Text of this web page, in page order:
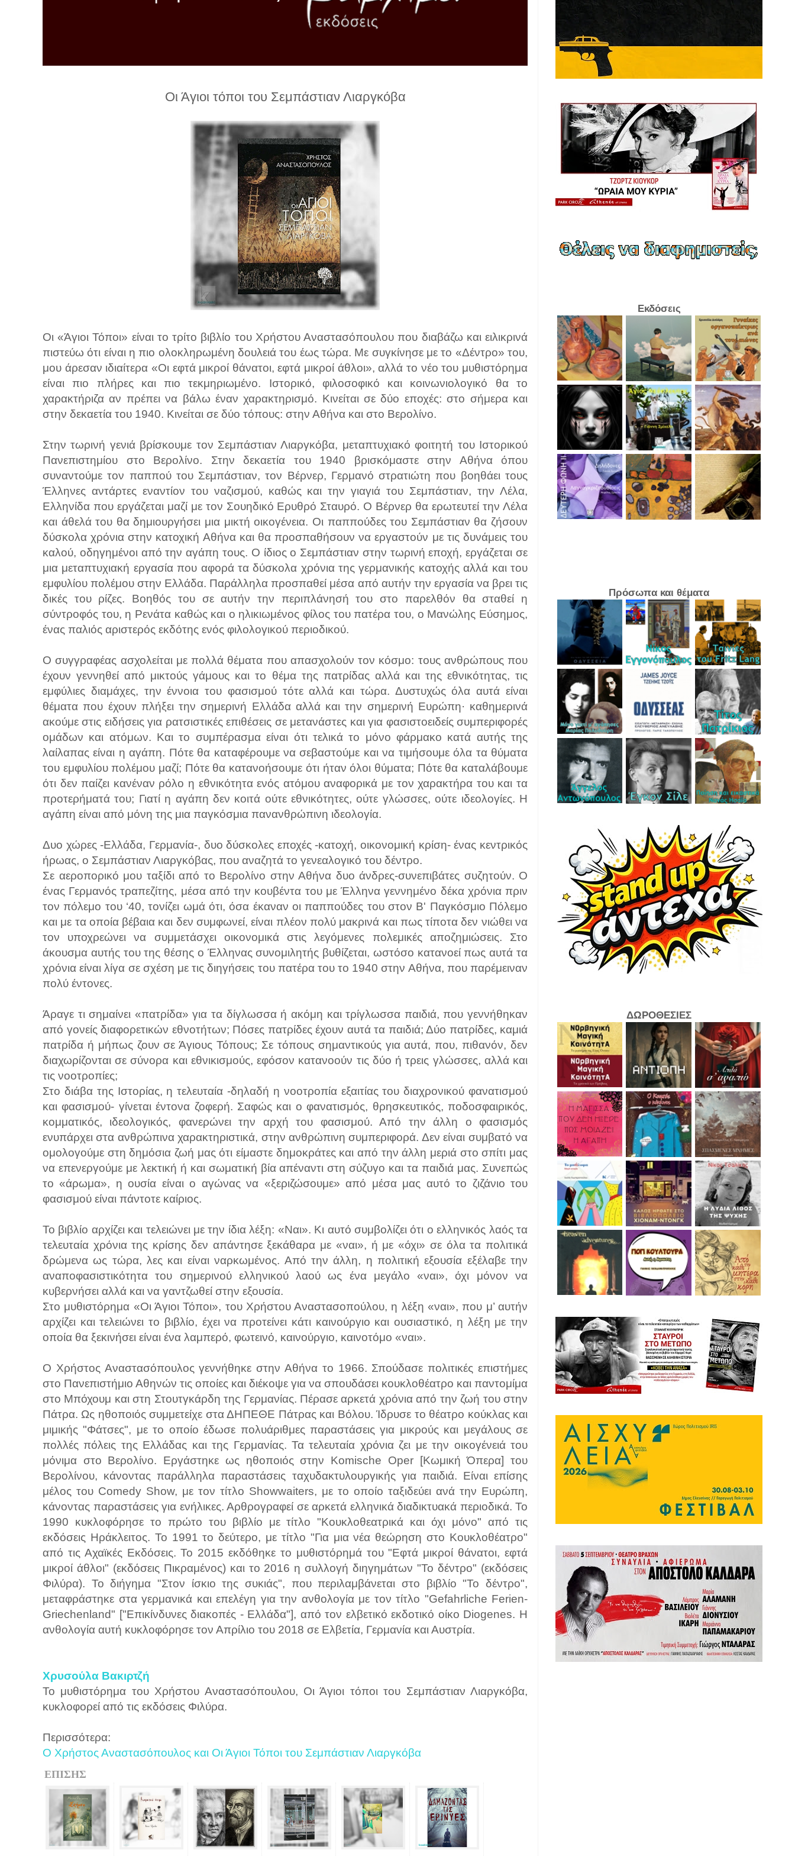
Οι Άγιοι τόποι του Σεμπάστιαν Λιαργκόβα
Οι «Άγιοι Τόποι» είναι το τρίτο βιβλίο του Χρήστου Αναστασόπουλου που διαβάζω και ειλικρινά
πιστεύω ότι είναι η πιο ολοκληρωμένη δουλειά του έως τώρα. Με συγκίνησε με το «Δέντρο» του,
μου άρεσαν ιδιαίτερα «Οι εφτά μικροί θάνατοι, εφτά μικροί άθλοι», αλλά το νέο του μυθιστόρημα
είναι πιο πλήρες και πιο τεκμηριωμένο. Ιστορικό, φιλοσοφικό και κοινωνιολογικό θα το
χαρακτήριζα αν πρέπει να βάλω έναν χαρακτηρισμό. Κινείται σε δύο εποχές: στο σήμερα και
στην δεκαετία του 1940. Κινείται σε δύο τόπους: στην Αθήνα και στο Βερολίνο.
Στην τωρινή γενιά βρίσκουμε τον Σεμπάστιαν Λιαργκόβα, μεταπτυχιακό φοιτητή του Ιστορικού
Πανεπιστημίου στο Βερολίνο. Στην δεκαετία του 1940 βρισκόμαστε στην Αθήνα όπου
συναντούμε τον παππού του Σεμπάστιαν, τον Βέρνερ, Γερμανό στρατιώτη που βοηθάει τους
Έλληνες αντάρτες εναντίον του ναζισμού, καθώς και την γιαγιά του Σεμπάστιαν, την Λέλα,
Ελληνίδα που εργάζεται μαζί με τον Σουηδικό Ερυθρό Σταυρό. Ο Βέρνερ θα ερωτευτεί την Λέλα
και άθελά του θα δημιουργήσει μια μικτή οικογένεια. Οι παππούδες του Σεμπάστιαν θα ζήσουν
δύσκολα χρόνια στην κατοχική Αθήνα και θα προσπαθήσουν να εργαστούν με τις δυνάμεις του
καλού, οδηγημένοι από την αγάπη τους. Ο ίδιος ο Σεμπάστιαν στην τωρινή εποχή, εργάζεται σε
μια μεταπτυχιακή εργασία που αφορά τα δύσκολα χρόνια της γερμανικής κατοχής αλλά και του
εμφυλίου πολέμου στην Ελλάδα. Παράλληλα προσπαθεί μέσα από αυτήν την εργασία να βρει τις
δικές του ρίζες. Βοηθός του σε αυτήν την περιπλάνησή του στο παρελθόν θα σταθεί η
σύντροφός του, η Ρενάτα καθώς και ο ηλικιωμένος φίλος του πατέρα του, ο Μανώλης Εύσημος,
ένας παλιός αριστερός εκδότης ενός φιλολογικού περιοδικού.
Ο συγγραφέας ασχολείται με πολλά θέματα που απασχολούν τον κόσμο: τους ανθρώπους που
έχουν γεννηθεί από μικτούς γάμους και το θέμα της πατρίδας αλλά και της εθνικότητας, τις
εμφύλιες διαμάχες, την έννοια του φασισμού τότε αλλά και τώρα. Δυστυχώς όλα αυτά είναι
θέματα που έχουν πλήξει την σημερινή Ελλάδα αλλά και την σημερινή Ευρώπη· καθημερινά
ακούμε στις ειδήσεις για ρατσιστικές επιθέσεις σε μετανάστες και για φασιστοειδείς συμπεριφορές
ομάδων και ατόμων. Και το συμπέρασμα είναι ότι τελικά το μόνο φάρμακο κατά αυτής της
λαίλαπας είναι η αγάπη. Πότε θα καταφέρουμε να σεβαστούμε και να τιμήσουμε όλα τα θύματα
του εμφυλίου πολέμου μαζί; Πότε θα κατανοήσουμε ότι ήταν όλοι θύματα; Πότε θα καταλάβουμε
ότι δεν παίζει κανέναν ρόλο η εθνικότητα ενός ατόμου αναφορικά με τον χαρακτήρα του και τα
προτερήματά του; Γιατί η αγάπη δεν κοιτά ούτε εθνικότητες, ούτε γλώσσες, ούτε ιδεολογίες. Η
αγάπη είναι από μόνη της μια παγκόσμια πανανθρώπινη ιδεολογία.
Δυο χώρες -Ελλάδα, Γερμανία-, δυο δύσκολες εποχές -κατοχή, οικονομική κρίση- ένας κεντρικός
ήρωας, ο Σεμπάστιαν Λιαργκόβας, που αναζητά το γενεαλογικό του δέντρο.
Σε αεροπορικό μου ταξίδι από το Βερολίνο στην Αθήνα δυο άνδρες-συνεπιβάτες συζητούν. Ο
ένας Γερμανός τραπεζίτης, μέσα από την κουβέντα του με Έλληνα γεννημένο δέκα χρόνια πριν
τον πόλεμο του ‘40, τονίζει ωμά ότι, όσα έκαναν οι παππούδες του στον Β' Παγκόσμιο Πόλεμο
και με τα οποία βέβαια και δεν συμφωνεί, είναι πλέον πολύ μακρινά και πως τίποτα δεν νιώθει να
τον υποχρεώνει να συμμετάσχει οικονομικά στις λεγόμενες πολεμικές αποζημιώσεις. Στο
άκουσμα αυτής του της θέσης ο Έλληνας συνομιλητής βυθίζεται, ωστόσο κατανοεί πως αυτά τα
χρόνια είναι λίγα σε σχέση με τις διηγήσεις του πατέρα του το 1940 στην Αθήνα, που παρέμειναν
πολύ έντονες.
Άραγε τι σημαίνει «πατρίδα» για τα δίγλωσσα ή ακόμη και τρίγλωσσα παιδιά, που γεννήθηκαν
από γονείς διαφορετικών εθνοτήτων; Πόσες πατρίδες έχουν αυτά τα παιδιά; Δύο πατρίδες, καμιά
πατρίδα ή μήπως ζουν σε Άγιους Τόπους; Σε τόπους σημαντικούς για αυτά, που, πιθανόν, δεν
διαχωρίζονται σε σύνορα και εθνικισμούς, εφόσον κατανοούν τις δύο ή τρεις γλώσσες, αλλά και
τις νοοτροπίες;
Στο διάβα της Ιστορίας, η τελευταία -δηλαδή η νοοτροπία εξαιτίας του διαχρονικού φανατισμού
και φασισμού- γίνεται έντονα ζοφερή. Σαφώς και ο φανατισμός, θρησκευτικός, ποδοσφαιρικός,
κομματικός, ιδεολογικός, φανερώνει την αρχή του φασισμού. Από την άλλη ο φασισμός
ενυπάρχει στα ανθρώπινα χαρακτηριστικά, στην ανθρώπινη συμπεριφορά. Δεν είναι συμβατό να
ομολογούμε στη δημόσια ζωή μας ότι είμαστε δημοκράτες και από την άλλη μεριά στο σπίτι μας
να επενεργούμε με λεκτική ή και σωματική βία απέναντι στη σύζυγο και τα παιδιά μας. Συνεπώς
το «άρωμα», η ουσία είναι ο αγώνας να «ξεριζώσουμε» από μέσα μας αυτό το ζιζάνιο του
φασισμού είναι πάντοτε καίριος.
Το βιβλίο αρχίζει και τελειώνει με την ίδια λέξη: «Ναι». Κι αυτό συμβολίζει ότι ο ελληνικός λαός τα
τελευταία χρόνια της κρίσης δεν απάντησε ξεκάθαρα με «ναι», ή με «όχι» σε όλα τα πολιτικά
δρώμενα ως τώρα, λες και είναι ναρκωμένος. Από την άλλη, η πολιτική εξουσία εξέλαβε την
αναποφασιστικότητα του σημερινού ελληνικού λαού ως ένα μεγάλο «ναι», όχι μόνον να
κυβερνήσει αλλά και να γαντζωθεί στην εξουσία.
Στο μυθιστόρημα «Οι Άγιοι Τόποι», του Χρήστου Αναστασοπούλου, η λέξη «ναι», που μ’ αυτήν
αρχίζει και τελειώνει το βιβλίο, έχει να προτείνει κάτι καινούργιο και ουσιαστικό, η λέξη με την
οποία θα ξεκινήσει είναι ένα λαμπερό, φωτεινό, καινούργιο, καινοτόμο «ναι».
Ο Χρήστος Αναστασόπουλος γεννήθηκε στην Αθήνα το 1966. Σπούδασε πολιτικές επιστήμες
στο Πανεπιστήμιο Αθηνών τις οποίες και διέκοψε για να σπουδάσει κουκλοθέατρο και παντομίμα
στο Μπόχουμ και στη Στουτγκάρδη της Γερμανίας. Πέρασε αρκετά χρόνια από την ζωή του στην
Πάτρα. Ως ηθοποιός συμμετείχε στα ΔΗΠΕΘΕ Πάτρας και Βόλου. Ίδρυσε το θέατρο κούκλας και
μιμικής "Φάτσες", με το οποίο έδωσε πολυάριθμες παραστάσεις για μικρούς και μεγάλους σε
πολλές πόλεις της Ελλάδας και της Γερμανίας. Τα τελευταία χρόνια ζει με την οικογένειά του
μόνιμα στο Βερολίνο. Εργάστηκε ως ηθοποιός στην Κomische Οper [Κωμική Όπερα] του
Βερολίνου, κάνοντας παράλληλα παραστάσεις ταχυδακτυλουργικής για παιδιά. Είναι επίσης
μέλος του Comedy Show, με τον τίτλο Showwaiters, με το οποίο ταξιδεύει ανά την Ευρώπη,
κάνοντας παραστάσεις για ενήλικες. Αρθρογραφεί σε αρκετά ελληνικά διαδικτυακά περιοδικά. Το
1990 κυκλοφόρησε το πρώτο του βιβλίο με τίτλο "Κουκλοθεατρικά και όχι μόνο" από τις
εκδόσεις Ηράκλειτος. Το 1991 το δεύτερο, με τίτλο "Για μια νέα θεώρηση στο Κουκλοθέατρο"
από τις Αχαϊκές Εκδόσεις. Το 2015 εκδόθηκε το μυθιστόρημά του "Εφτά μικροί θάνατοι, εφτά
μικροί άθλοι" (εκδόσεις Πικραμένος) και το 2016 η συλλογή διηγημάτων "Το δέντρο" (εκδόσεις
Φιλύρα). Το διήγημα "Στον ίσκιο της συκιάς", που περιλαμβάνεται στο βιβλίο "Το δέντρο",
μεταφράστηκε στα γερμανικά και επελέγη για την ανθολογία με τον τίτλο "Gefahrliche Ferien-
Griechenland" ["Επικίνδυνες διακοπές - Ελλάδα"], από τον ελβετικό εκδοτικό οίκο Diogenes. H
ανθολογία αυτή κυκλοφόρησε τον Απρίλιο του 2018 σε Ελβετία, Γερμανία και Αυστρία.
Χρυσούλα Βακιρτζή
Το μυθιστόρημα του Χρήστου Αναστασόπουλου, Οι Άγιοι τόποι του Σεμπάστιαν Λιαργκόβα,
κυκλοφορεί από τις εκδόσεις Φιλύρα.
Περισσότερα:
Ο Χρήστος Αναστασόπουλος και Οι Άγιοι Τόποι του Σεμπάστιαν Λιαργκόβα
ΕΠΙΣΗΣ
Εκδόσεις
Πρόσωπα και θέματα
ΔΩΡΟΘΕΣΙΕΣ